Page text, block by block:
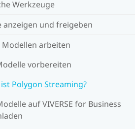
Werkzeuge
anzeigen und freigeben
Modellen arbeiten
vorbereiten
Polygon Streaming?
auf VIVERSE for Business